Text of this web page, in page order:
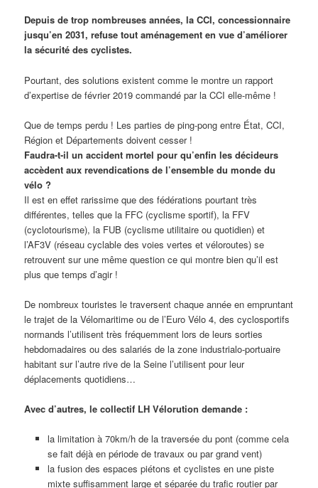
Depuis de trop nombreuses années, la CCI, concessionnaire
jusqu’en 2031, refuse tout aménagement en vue d’améliorer
la sécurité des cyclistes.
Pourtant, des solutions existent comme le montre un rapport
d’expertise de février 2019 commandé par la CCI elle-même !
Que de temps perdu ! Les parties de ping-pong entre État, CCI,
Région et Départements doivent cesser !
Faudra-t-il un accident mortel pour qu’enfin les décideurs
accèdent aux revendications de l’ensemble du monde du
vélo ?
Il est en effet rarissime que des fédérations pourtant très
différentes, telles que la FFC (cyclisme sportif), la FFV
(cyclotourisme), la FUB (cyclisme utilitaire ou quotidien) et
l’AF3V (réseau cyclable des voies vertes et véloroutes) se
retrouvent sur une même question ce qui montre bien qu’il est
plus que temps d’agir !
De nombreux touristes le traversent chaque année en empruntant
le trajet de la Vélomaritime ou de l’Euro Vélo 4, des cyclosportifs
normands l’utilisent très fréquemment lors de leurs sorties
hebdomadaires ou des salariés de la zone industrialo-portuaire
habitant sur l’autre rive de la Seine l’utilisent pour leur
déplacements quotidiens…
Avec d’autres, le collectif LH Vélorution demande :
la limitation à 70km/h de la traversée du pont (comme cela
se fait déjà en période de travaux ou par grand vent)
la fusion des espaces piétons et cyclistes en une piste
mixte suffisamment large et séparée du trafic routier par